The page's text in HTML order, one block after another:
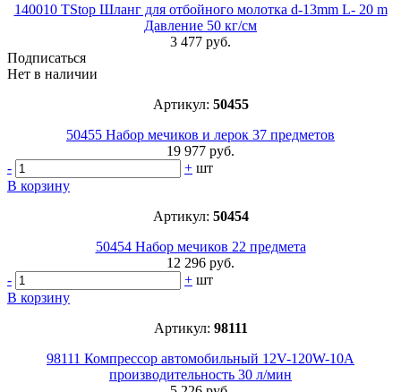
140010 TStop Шланг для отбойного молотка d-13mm L- 20 m
Давление 50 кг/см
3 477 руб.
Подписаться
Нет в наличии
Артикул: 50455
50455 Набор мечиков и лерок 37 предметов
19 977 руб.
-
+ шт
В корзину
Артикул: 50454
50454 Набор мечиков 22 предмета
12 296 руб.
-
+ шт
В корзину
Артикул: 98111
98111 Компрессор автомобильный 12V-120W-10A
производительность 30 л/мин